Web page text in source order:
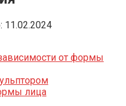
11.02.2024
от формы
лица